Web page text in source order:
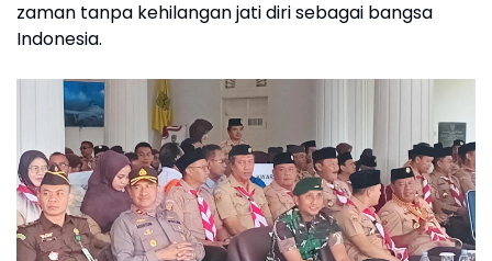
zaman tanpa kehilangan jati diri sebagai bangsa
Indonesia.